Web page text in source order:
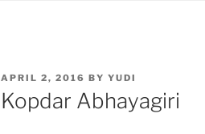
POSTED
ON
APRIL 2, 2016 BY YUDI
Kopdar Abhayagiri